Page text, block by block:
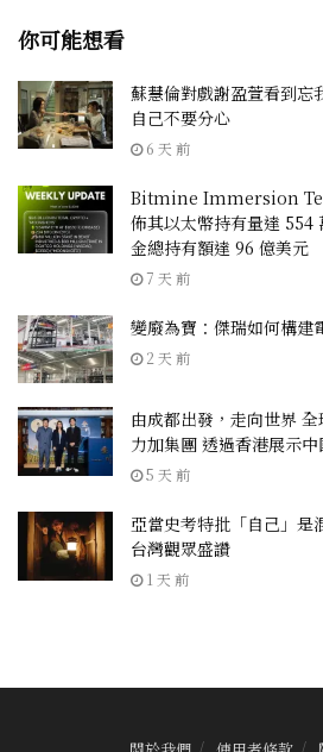
你可能想看
蘇慧倫對戲謝盈萱看到
自己不要分心
6 天 前
Bitmine Immersion
佈其以太幣持有量達 554
金總持有額達 96 億美元
7 天 前
變廢為寶：傑瑞如何構建
2 天 前
由成都出發，走向世界
力加集團 透過香港展示中
5 天 前
亞當史考特批「自己」是
台灣觀眾盛讚
1 天 前